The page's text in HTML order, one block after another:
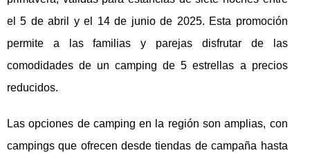
el 5 de abril y el 14 de junio de 2025. Esta promoción
permite a las familias y parejas disfrutar de las
comodidades de un camping de 5 estrellas a precios
reducidos.
Las opciones de camping en la región son amplias, con
campings que ofrecen desde tiendas de campaña hasta